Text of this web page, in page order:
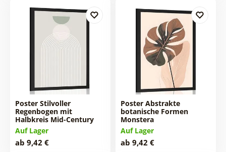
Poster Stilvoller
Regenbogen mit
Halbkreis Mid-Century
Auf Lager
ab 9,42 €
Poster Abstrakte
botanische Formen
Monstera
Auf Lager
ab 9,42 €